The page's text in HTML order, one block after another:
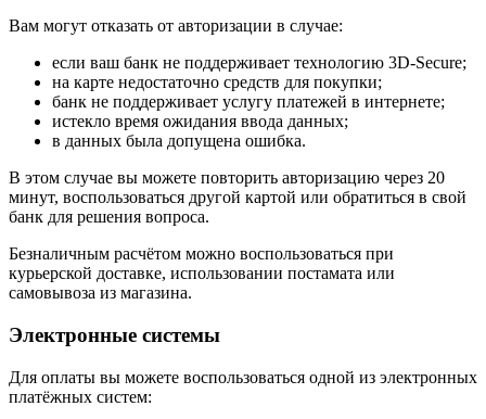
Вам могут отказать от авторизации в случае:
если ваш банк не поддерживает технологию 3D-Secure;
на карте недостаточно средств для покупки;
банк не поддерживает услугу платежей в интернете;
истекло время ожидания ввода данных;
в данных была допущена ошибка.
В этом случае вы можете повторить авторизацию через 20
минут, воспользоваться другой картой или обратиться в свой
банк для решения вопроса.
Безналичным расчётом можно воспользоваться при
курьерской доставке, использовании постамата или
самовывоза из магазина.
Электронные системы
Для оплаты вы можете воспользоваться одной из электронных
платёжных систем: